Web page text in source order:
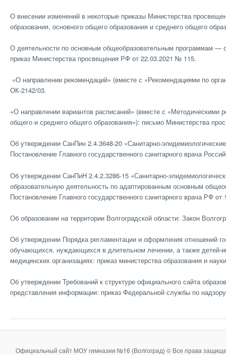
О внесении изменений в некоторые приказы Министерства
образования, основного общего образования и среднего общего
О деятельности по основным общеобразовательным программам —
приказ Министерства просвещения РФ от 22.03.2021 № 115.
«О направлении рекомендаций» (вместе с «Рекомендациями по
ОК-2142/03.
«О направлении вариантов расписаний» (вместе с
общего и среднего общего образования»): письмо Министерства
Об утверждении СанПин 2.4.3648-20 «Санитарно-
Постановление Главного государственного санитарного врача
Об утверждении СанПиН 2.4.2.3286-15 «Санитарно-
образовательную деятельность по адаптированным основным
Постановление Главного государственного санитарного врача РФ
Об образовании на территории Волгоградской области: Закон
Об утверждении Порядка регламентации и оформления отношений
обучающихся, нуждающихся в длительном лечении, а также детей-
медицинских организациях: приказ министерства образования и
Об утверждении Требований к структуре официального сайта
представления информации: приказ Федеральной службы по
Официальный сайт МОУ гимназии №16 (Волгоград) © Все права